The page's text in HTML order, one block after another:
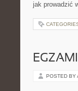
jak prowadzić
POSTED BY